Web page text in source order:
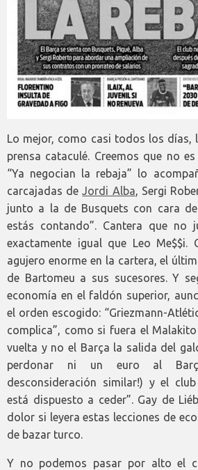
Lo mejor, como casi todos los días,
prensa cataculé. Creemos que no
“Ya negocian la rebaja” lo
carcajadas de Jordi Alba , Sergi
junto a la de Busquets con cara
estás contando”. Cantera que no
exactamente igual que Leo Me$$i.
agujero enorme en la cartera, el
de Bartomeu a sus sucesores. Y
economía en el faldón superior,
el orden escogido: “Griezmann-
complica”, como si fuera el
vuelta y no el Barça la salida del
perdonar ni un euro al
desconsideración similar!) y el
está dispuesto a ceder”. Gay de
dolor si leyera estas lecciones de
de bazar turco.
Y no podemos pasar por alto el